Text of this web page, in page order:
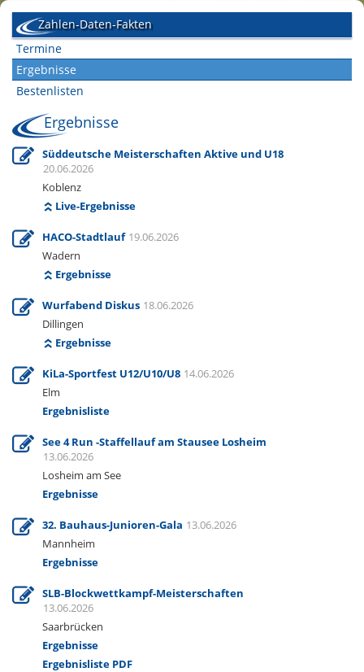
Zahlen-Daten-Fakten
Termine
Ergebnisse
Bestenlisten
Ergebnisse
Süddeutsche Meisterschaften Aktive und U18
20.06.2026
Koblenz
Live-Ergebnisse
HACO-Stadtlauf 19.06.2026
Wadern
Ergebnisse
Wurfabend Diskus 18.06.2026
Dillingen
Ergebnisse
KiLa-Sportfest U12/U10/U8 14.06.2026
Elm
Ergebnisliste
See 4 Run -Staffellauf am Stausee Losheim
13.06.2026
Losheim am See
Ergebnisse
32. Bauhaus-Junioren-Gala 13.06.2026
Mannheim
Ergebnisse
SLB-Blockwettkampf-Meisterschaften
13.06.2026
Saarbrücken
Ergebnisse
Ergebnisliste PDF